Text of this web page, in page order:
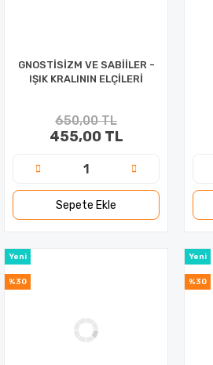
GNOSTİSİZM VE SABİİLER -
IŞIK KRALININ ELÇİLERİ
650,00 TL
455,00 TL
Sepete Ekle
%30
Yeni
%30
Yeni